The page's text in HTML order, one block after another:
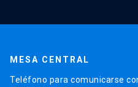
MESA CENTRAL
Teléfono para comunicarse